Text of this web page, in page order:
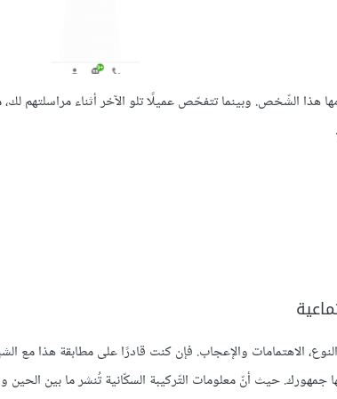
هذا الشّخص. وبينما تتفحّص عميلًا تلو الآخر أثناء مراسلتهم لك،
الاهتمامات والإعجاب. فإن كنت قادرًا على مطابقة هذا مع
حيث أنّ معلومات التّركيبة السكّانية تُنشر ما بين الحين